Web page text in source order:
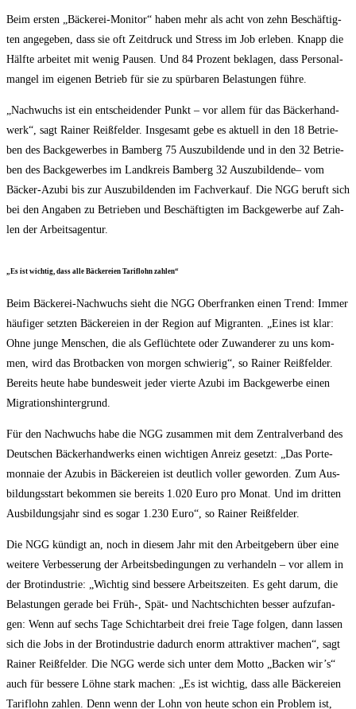
Beim ers­ten „Bäcke­rei-Moni­tor“ haben mehr als acht von zehn Beschäf­tig­
ten ange­ge­ben, dass sie oft Zeit­druck und Stress im Job erle­ben. Knapp die
Hälf­te arbei­tet mit wenig Pau­sen. Und 84 Pro­zent bekla­gen, dass Per­so­nal­
man­gel im eige­nen Betrieb für sie zu spür­ba­ren Belas­tun­gen führe.
„Nach­wuchs ist ein ent­schei­den­der Punkt – vor allem für das Bäcker­hand­
werk“, sagt Rai­ner Reiß­fel­der. Ins­ge­samt gebe es aktu­ell in den 18 Betrie­
ben des Back­ge­wer­bes in Bam­berg 75 Aus­zu­bil­den­de und in den 32 Betrie­
ben des Back­ge­wer­bes im Land­kreis Bam­berg 32 Aus­zu­bil­den­de– vom
Bäcker-Azu­bi bis zur Aus­zu­bil­den­den im Fach­ver­kauf. Die NGG beruft sich
bei den Anga­ben zu Betrie­ben und Beschäf­tig­ten im Back­ge­wer­be auf Zah­
len der Arbeitsagentur.
„Es ist wich­tig, dass alle Bäcke­rei­en Tarif­lohn zahlen“
Beim Bäcke­rei-Nach­wuchs sieht die NGG Ober­fran­ken einen Trend: Immer
häu­fi­ger setz­ten Bäcke­rei­en in der Regi­on auf Migran­ten. „Eines ist klar:
Ohne jun­ge Men­schen, die als Geflüch­te­te oder Zuwan­de­rer zu uns kom­
men, wird das Brot­ba­cken von mor­gen schwie­rig“, so Rai­ner Reiß­fel­der.
Bereits heu­te habe bun­des­weit jeder vier­te Azu­bi im Back­ge­wer­be einen
Migrationshintergrund.
Für den Nach­wuchs habe die NGG zusam­men mit dem Zen­tral­ver­band des
Deut­schen Bäcker­hand­werks einen wich­ti­gen Anreiz gesetzt: „Das Porte­
mon­naie der Azu­bis in Bäcke­rei­en ist deut­lich vol­ler gewor­den. Zum Aus­
bil­dungs­start bekom­men sie bereits 1.020 Euro pro Monat. Und im drit­ten
Aus­bil­dungs­jahr sind es sogar 1.230 Euro“, so Rai­ner Reißfelder.
Die NGG kün­digt an, noch in die­sem Jahr mit den Arbeit­ge­bern über eine
wei­te­re Ver­bes­se­rung der Arbeits­be­din­gun­gen zu ver­han­deln – vor allem in
der Bro­t­in­dus­trie: „Wich­tig sind bes­se­re Arbeits­zei­ten. Es geht dar­um, die
Belas­tun­gen gera­de bei Früh‑, Spät- und Nacht­schich­ten bes­ser auf­zu­fan­
gen: Wenn auf sechs Tage Schicht­ar­beit drei freie Tage fol­gen, dann las­sen
sich die Jobs in der Bro­t­in­dus­trie dadurch enorm attrak­ti­ver machen“, sagt
Rai­ner Reiß­fel­der. Die NGG wer­de sich unter dem Mot­to „Backen wir’s“
auch für bes­se­re Löh­ne stark machen: „Es ist wich­tig, dass alle Bäcke­rei­en
Tarif­lohn zah­len. Denn wenn der Lohn von heu­te schon ein Pro­blem ist,